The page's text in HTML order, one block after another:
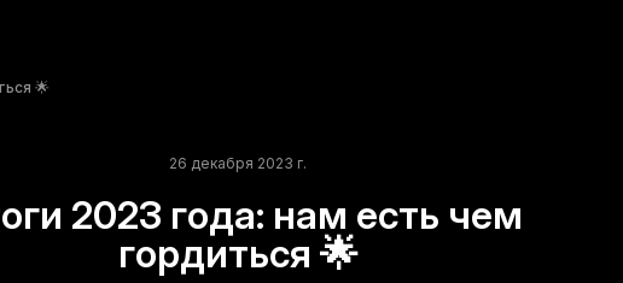
🌟
26 декабря 2023 г.
2023 года: нам есть чем
гордиться 🌟